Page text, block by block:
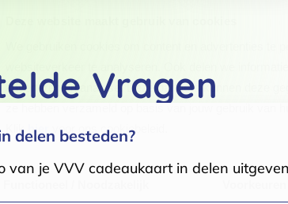
adverteren en analyse. Deze partners kunnen deze
Klik
hier voor ons cookiebeleid.
Vragen
delen besteden?
van je VVV cadeaukaart in delen